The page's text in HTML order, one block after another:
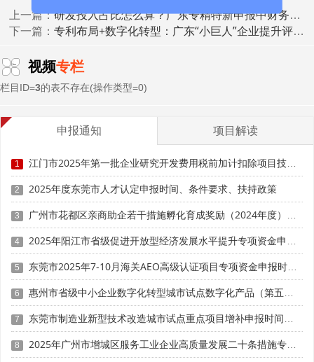
光伏用银浆、胶膜、接线盒
储能系统BMS与PCS核心模块
政策支持：
珠三角多地对“首台(套)”“首批次”新材料给予保险补偿与
能源材料类占比达21%，居各行业首位。
四、高端精密制造与核心基础件：夯实“四基”底座
政策定位：解决“基础不牢”问题，提升装备自主化水
平。
重点方向：
高精度减速器、伺服电机
半导体级真空泵、阀门
超高精度传感器(压力、位移、温湿度)
特种轴承、密封件、紧固件
上一篇：研发投入占比怎么算？广东专精特新申报中财务指标的合规优化策略
下一篇：专利布局+数字化转型：广东“小巨人”企业提升评审竞争力的两大关键
视频专栏
栏目ID=3的表不存在(操作类型=0)
申报通知 项目解读
1 江门市2025年第一批企业研究开发费用税前加计扣除项目技术鉴定申报时间、条件要求
2 2025年度东莞市人才认定申报时间、条件要求、扶持政策
3 广州市花都区亲商助企若干措施孵化育成奖励（2024年度）申报时间、条件要求、补助奖励
4 2025年阳江市省级促进开放型经济发展水平提升专项资金申报时间、条件要求、补助奖励
5 东莞市2025年7-10月海关AEO高级认证项目专项资金申报时间、条件要求、扶持奖励
6 惠州市省级中小企业数字化转型城市试点数字化产品（第五批）征集申报时间、条件要求
7 东莞市制造业新型技术改造城市试点重点项目增补申报时间、条件要求、补助奖励
8 2025年广州市增城区服务工业企业高质量发展二十条措施专项资金申报时间、条件要求、补助奖励